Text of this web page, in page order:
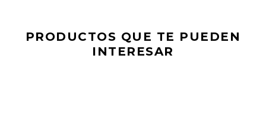
PRODUCTOS QUE TE PUEDEN
INTERESAR